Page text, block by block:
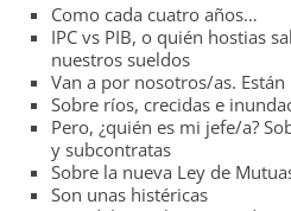
Como cada cuatro años…
IPC vs PIB, o quién hostias
nuestros sueldos
Van a por nosotros/as.
Sobre ríos, crecidas e
Pero, ¿quién es mi jefe/a?
y subcontratas
Sobre la nueva Ley de
Son unas histéricas